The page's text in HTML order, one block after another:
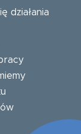
działania